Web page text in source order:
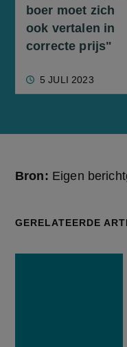
boer moet zich
ook vertalen in
correcte prijs"
5 JULI 2023
Bron: Eigen
GERELATEERDE